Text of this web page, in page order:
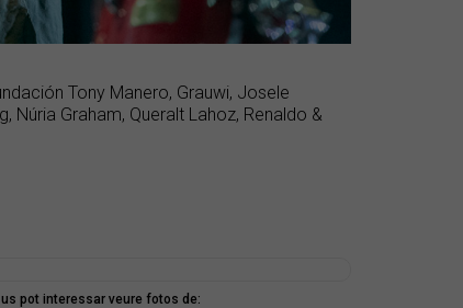
Tony Manero, Grauwi, Josele
Núria Graham, Queralt Lahoz, Renaldo &
pot interessar veure fotos de: